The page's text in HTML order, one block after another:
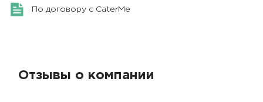
По договору с CaterMe
Отзывы о компании